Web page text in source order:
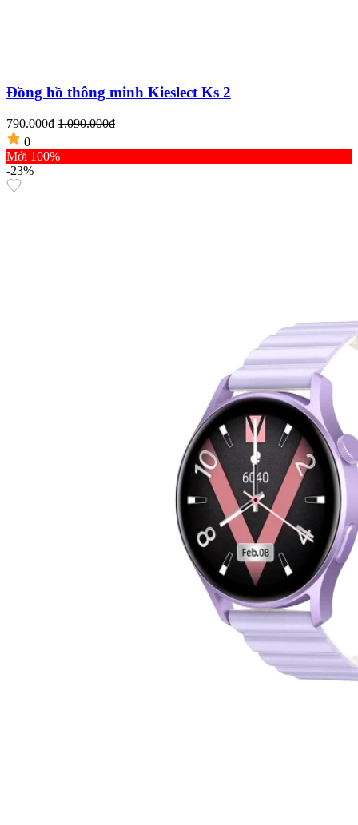
Đồng hồ thông minh Kieslect Ks 2
790.000đ 1.090.000đ
0
Mới 100%
-23%